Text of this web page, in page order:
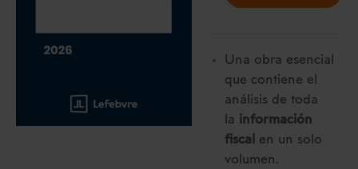
navegador. Si no seleccionas ninguna utilizaremos
las que sean indispensables para la navegación.
Una obra esencial
que contiene el
análisis de toda
la información
fiscal en un solo
volumen.